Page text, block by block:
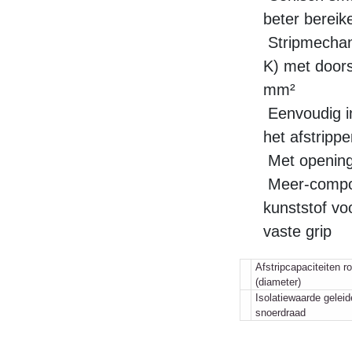
beter
K) met
mm²
Eenvoudig
het
Met
Meer-
kunststof
vaste grip
Afstripcapaciteiten
(diameter)
Isolatiewaarde
snoerdraad